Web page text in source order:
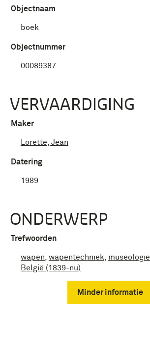
Objectnaam
boek
Objectnummer
00089387
VERVAARDIGING
Maker
Lorette, Jean
Datering
1989
ONDERWERP
Trefwoorden
wapen wapentechniek museologie
België (1839-nu)
Minder informatie